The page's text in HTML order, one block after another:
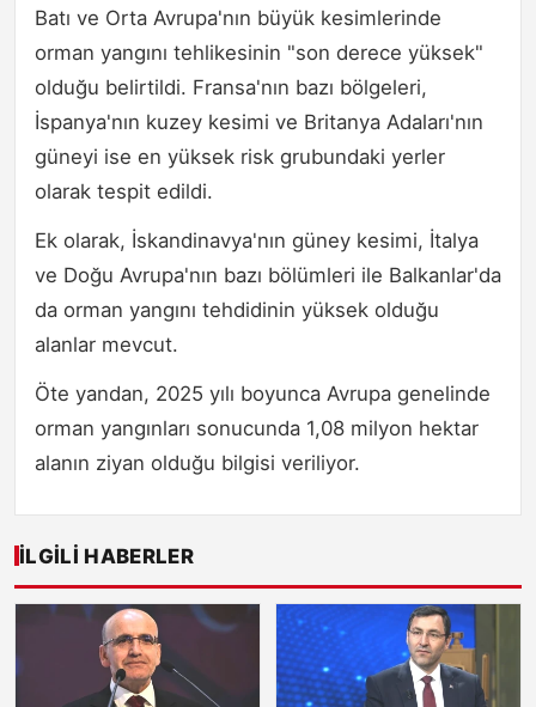
Batı ve Orta Avrupa'nın büyük kesimlerinde
orman yangını tehlikesinin "son derece yüksek"
olduğu belirtildi. Fransa'nın bazı bölgeleri,
İspanya'nın kuzey kesimi ve Britanya Adaları'nın
güneyi ise en yüksek risk grubundaki yerler
olarak tespit edildi.
Ek olarak, İskandinavya'nın güney kesimi, İtalya
ve Doğu Avrupa'nın bazı bölümleri ile Balkanlar'da
da orman yangını tehdidinin yüksek olduğu
alanlar mevcut.
Öte yandan, 2025 yılı boyunca Avrupa genelinde
orman yangınları sonucunda 1,08 milyon hektar
alanın ziyan olduğu bilgisi veriliyor.
İLGILI HABERLER